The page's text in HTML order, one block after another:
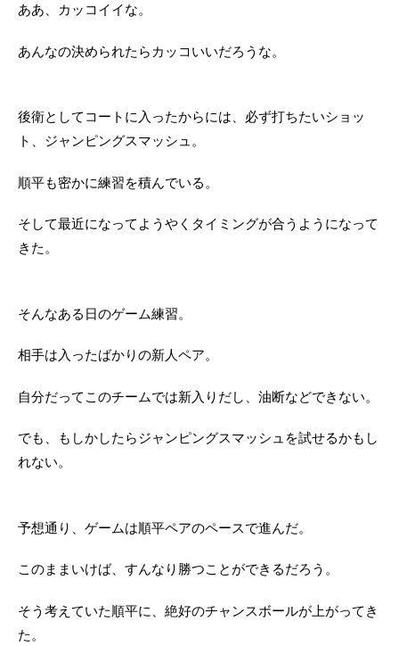
ああ、カッコイイな。
あんなの決められたらカッコいいだろうな。
後衛としてコートに入ったからには、必ず打ちたいショッ
ト、ジャンピングスマッシュ。
順平も密かに練習を積んでいる。
そして最近になってようやくタイミングが合うようになって
きた。
そんなある日のゲーム練習。
相手は入ったばかりの新人ペア。
自分だってこのチームでは新入りだし、油断などできない。
でも、もしかしたらジャンピングスマッシュを試せるかもし
れない。
予想通り、ゲームは順平ペアのペースで進んだ。
このままいけば、すんなり勝つことができるだろう。
そう考えていた順平に、絶好のチャンスボールが上がってき
た。